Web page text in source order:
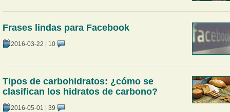
Frases lindas para Facebook
2016-03-22 | 10
Tipos de carbohidratos: ¿cómo se
clasifican los hidratos de carbono?
2016-05-01 | 39